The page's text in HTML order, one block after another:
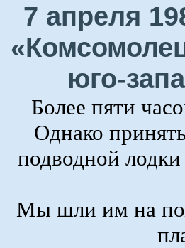
7 апреля
юго-
Более пяти
Однако
подводной
Мы шли им на